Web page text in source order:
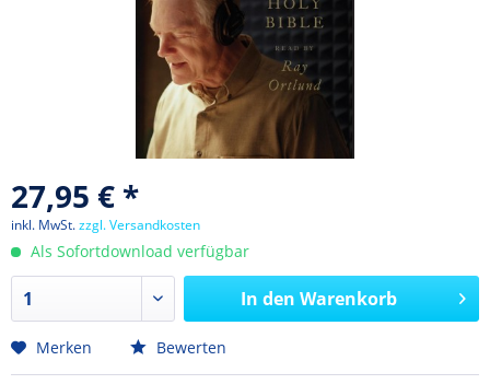
27,95 € *
inkl. MwSt.zzgl. Versandkosten
Als Sofortdownload verfügbar
In den Warenkorb
Merken Bewerten